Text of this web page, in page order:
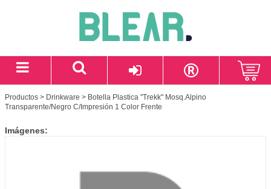
Productos > Drinkware > Botella Plastica "Trekk" Mosq.Alpino
Transparente/Negro C/Impresión 1 Color Frente
Imágenes: